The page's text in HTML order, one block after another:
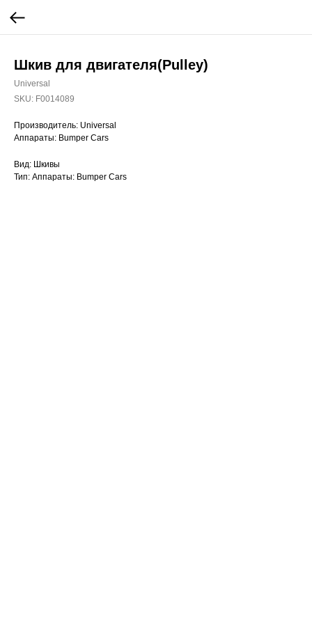
Шкив для двигателя(Pulley)
Universal
SKU: F0014089
Производитель: Universal
Аппараты: Bumper Cars
Вид: Шкивы
Тип: Аппараты: Bumper Cars